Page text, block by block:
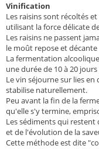
Vinification
Les raisins sont récoltés
utilisant la force délicate
Les raisins ne passent
le moût repose et
La fermentation
une durée de 10 à 20
Le vin séjourne sur lies
stabilise naturellement.
Peu avant la fin de la
qu'elle s'y termine,
Les sédiments qui
et de l'évolution de la
Cette méthode est dite